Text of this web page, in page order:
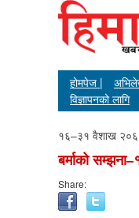
होमपेज |
विज्ञापनको लागि
१६–३१ वैशाख
बर्माको
Share: